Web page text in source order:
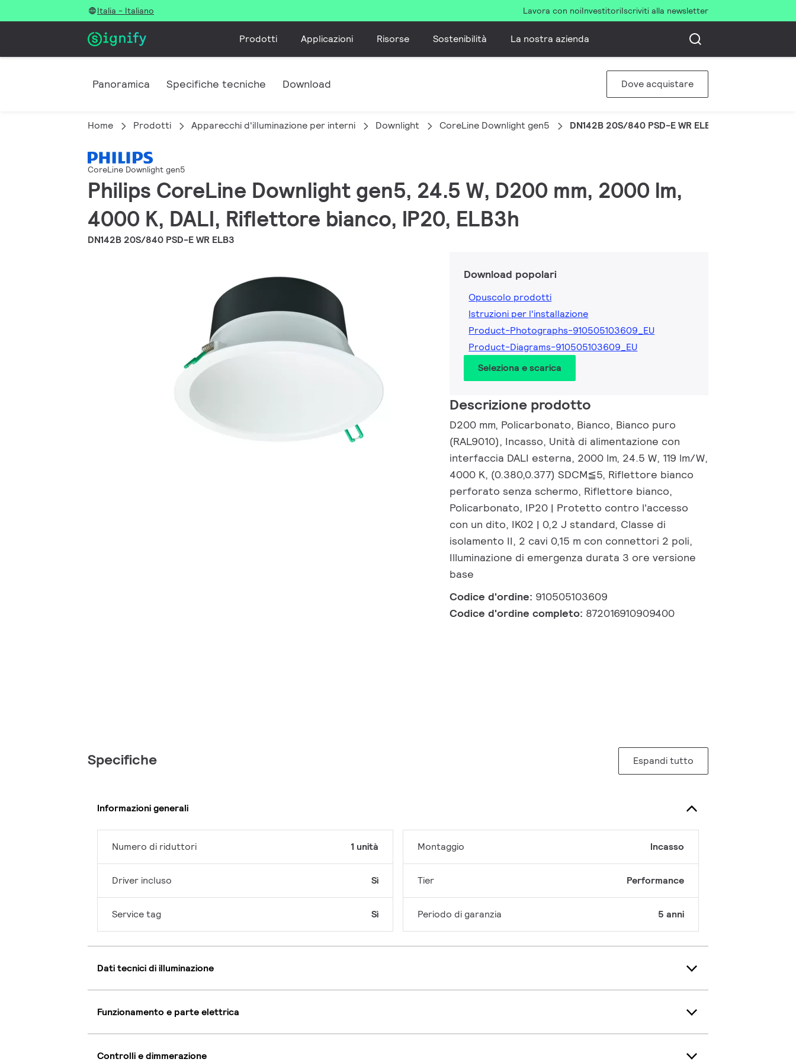
Italia - Italiano Lavora con noiInvestitoriIscriviti alla newsletter
Prodotti Applicazioni Risorse Sostenibilità La nostra azienda
Panoramica Specifiche tecniche Download Dove acquistare
Home Prodotti Apparecchi d'illuminazione per interni Downlight CoreLine Downlight gen5 DN142B 20S/840 PSD-E WR ELB3
CoreLine Downlight gen5
Philips CoreLine Downlight gen5, 24.5 W, D200 mm, 2000 lm,
4000 K, DALI, Riflettore bianco, IP20, ELB3h
DN142B 20S/840 PSD-E WR ELB3
Download popolari
Opuscolo prodotti
Istruzioni per l'installazione
Product-Photographs-910505103609_EU
Product-Diagrams-910505103609_EU
Seleziona e scarica
Descrizione prodotto
D200 mm, Policarbonato, Bianco, Bianco puro
(RAL9010), Incasso, Unità di alimentazione con
interfaccia DALI esterna, 2000 lm, 24.5 W, 119 lm/W,
4000 K, (0.380,0.377) SDCM≦5, Riflettore bianco
perforato senza schermo, Riflettore bianco,
Policarbonato, IP20 | Protetto contro l'accesso
con un dito, IK02 | 0,2 J standard, Classe di
isolamento II, 2 cavi 0,15 m con connettori 2 poli,
Illuminazione di emergenza durata 3 ore versione
base
Codice d'ordine: 910505103609
Codice d'ordine completo: 872016910909400
Specifiche Espandi tutto
Informazioni generali
Numero di riduttori 1 unità
Driver incluso Sì
Service tag Sì
Montaggio Incasso
Tier Performance
Periodo di garanzia 5 anni
Dati tecnici di illuminazione
Funzionamento e parte elettrica
Controlli e dimmerazione